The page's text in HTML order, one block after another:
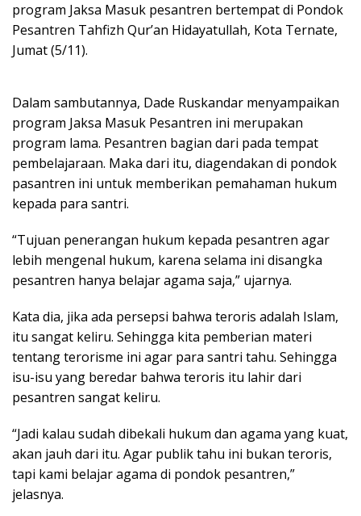
program Jaksa Masuk pesantren bertempat di Pondok
Pesantren Tahfizh Qur’an Hidayatullah, Kota Ternate,
Jumat (5/11).
Dalam sambutannya, Dade Ruskandar menyampaikan
program Jaksa Masuk Pesantren ini merupakan
program lama. Pesantren bagian dari pada tempat
pembelajaraan. Maka dari itu, diagendakan di pondok
pasantren ini untuk memberikan pemahaman hukum
kepada para santri.
“Tujuan penerangan hukum kepada pesantren agar
lebih mengenal hukum, karena selama ini disangka
pesantren hanya belajar agama saja,” ujarnya.
Kata dia, jika ada persepsi bahwa teroris adalah Islam,
itu sangat keliru. Sehingga kita pemberian materi
tentang terorisme ini agar para santri tahu. Sehingga
isu-isu yang beredar bahwa teroris itu lahir dari
pesantren sangat keliru.
“Jadi kalau sudah dibekali hukum dan agama yang kuat,
akan jauh dari itu. Agar publik tahu ini bukan teroris,
tapi kami belajar agama di pondok pesantren,”
jelasnya.